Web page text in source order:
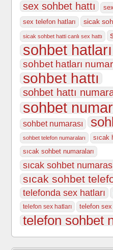
sex sohbet hattı
sex telefon hatları
sicak
sicak sohbet hatti canlı sex hattı
sohbet hatları
sohbet hatları
sohbet hattı
sohbet hattı
sohbet
sohbet numarası
sohbet telefon numaraları
sıcak
sıcak sohbet numaraları
sıcak sohbet
sıcak sohbet
telefonda sex hatları
telefon sex hatları telefon sex
telefon sohbet